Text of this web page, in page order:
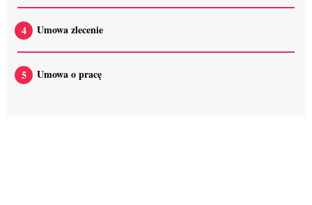
Umowa zlecenie
Umowa o pracę